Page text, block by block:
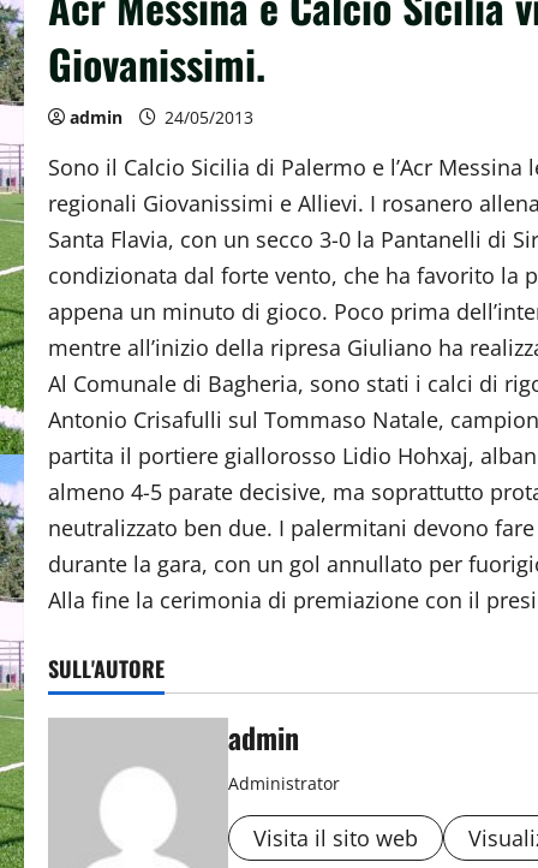
Giovanissimi.
admin 24/05/2013
Sono il Calcio Sicilia di Palermo e l’Acr
regionali Giovanissimi e Allievi. I rosanero
Santa Flavia, con un secco 3-0 la Pantanelli di
condizionata dal forte vento, che ha favorito la
appena un minuto di gioco. Poco prima
mentre all’inizio della ripresa Giuliano ha
Al Comunale di Bagheria, sono stati i calci di
Antonio Crisafulli sul Tommaso Natale,
partita il portiere giallorosso Lidio Hohxaj,
almeno 4-5 parate decisive, ma soprattutto
neutralizzato ben due. I palermitani devono
durante la gara, con un gol annullato per
Alla fine la cerimonia di premiazione con il
SULL'AUTORE
admin
Administrator
Visita il sito web